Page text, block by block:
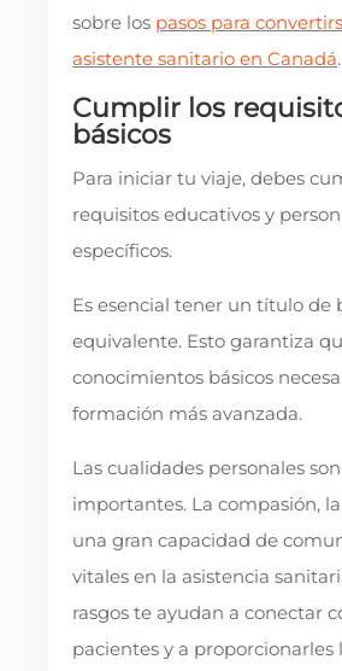
sobre los pasos para
asistente sanitario en Canadá.
Cumplir los
básicos
Para iniciar tu viaje, debes
requisitos educativos y
específicos.
Es esencial tener un título de
equivalente. Esto garantiza
conocimientos básicos
formación más avanzada.
Las cualidades personales
importantes. La compasión,
una gran capacidad de
vitales en la asistencia
rasgos te ayudan a conectar
pacientes y a proporcionarles